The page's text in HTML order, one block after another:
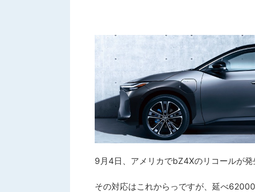
9月4日、アメリカでbZ4Xのリコールが発
その対応はこれからっですが、延べ